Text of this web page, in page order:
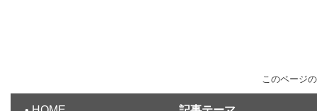
このページ